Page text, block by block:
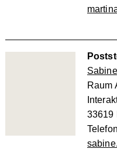
Raum
33619
Telefon